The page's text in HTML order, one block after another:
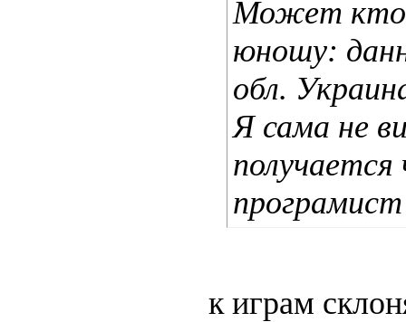
Может
юношу:
обл.
Я сама не
к играм